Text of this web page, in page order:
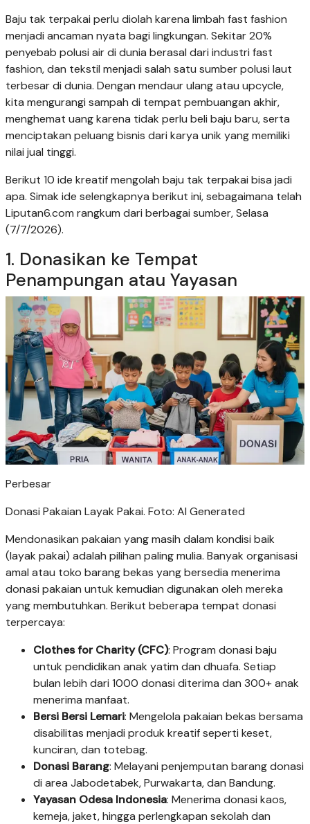
Baju tak terpakai perlu diolah karena limbah fast fashion
menjadi ancaman nyata bagi lingkungan. Sekitar 20%
penyebab polusi air di dunia berasal dari industri fast
fashion, dan tekstil menjadi salah satu sumber polusi laut
terbesar di dunia. Dengan mendaur ulang atau upcycle,
kita mengurangi sampah di tempat pembuangan akhir,
menghemat uang karena tidak perlu beli baju baru, serta
menciptakan peluang bisnis dari karya unik yang memiliki
nilai jual tinggi.
Berikut 10 ide kreatif mengolah baju tak terpakai bisa jadi
apa. Simak ide selengkapnya berikut ini, sebagaimana telah
Liputan6.com rangkum dari berbagai sumber, Selasa
(7/7/2026).
1. Donasikan ke Tempat
Penampungan atau Yayasan
Perbesar
Donasi Pakaian Layak Pakai. Foto: AI Generated
Mendonasikan pakaian yang masih dalam kondisi baik
(layak pakai) adalah pilihan paling mulia. Banyak organisasi
amal atau toko barang bekas yang bersedia menerima
donasi pakaian untuk kemudian digunakan oleh mereka
yang membutuhkan. Berikut beberapa tempat donasi
terpercaya:
Clothes for Charity (CFC): Program donasi baju
untuk pendidikan anak yatim dan dhuafa. Setiap
bulan lebih dari 1000 donasi diterima dan 300+ anak
menerima manfaat.
Bersi Bersi Lemari: Mengelola pakaian bekas bersama
disabilitas menjadi produk kreatif seperti keset,
kunciran, dan totebag.
Donasi Barang: Melayani penjemputan barang donasi
di area Jabodetabek, Purwakarta, dan Bandung.
Yayasan Odesa Indonesia: Menerima donasi kaos,
kemeja, jaket, hingga perlengkapan sekolah dan